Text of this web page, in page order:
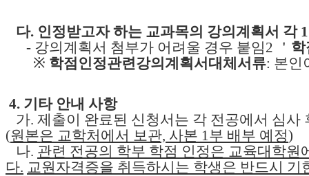
다. 인정받고자 하는 교과목의 강의계획서 각
- 강의계획서 첨부가 어려울 경우 붙임2 ＇
※ 학점인정관련강의계획서대체서류: 본인
4. 기타 안내 사항
가. 제출이 완료된 신청서는 각 전공에서 심
(원본은 교학처에서 보관, 사본 1부 배부 예정)
나. 관련 전공의 학부 학점 인정은 교육대학
다. 교원자격증을 취득하시는 학생은 반드시